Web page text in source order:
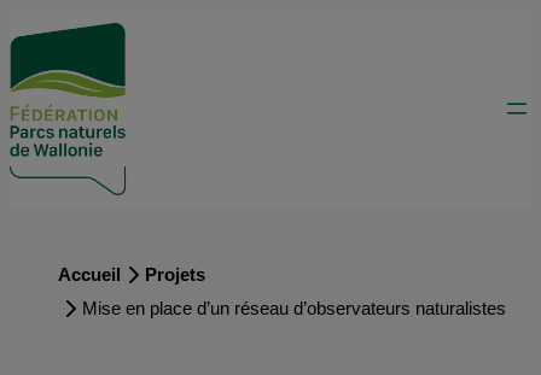
Accueil
Projets
Mise en place d’un réseau d’observateurs naturalistes